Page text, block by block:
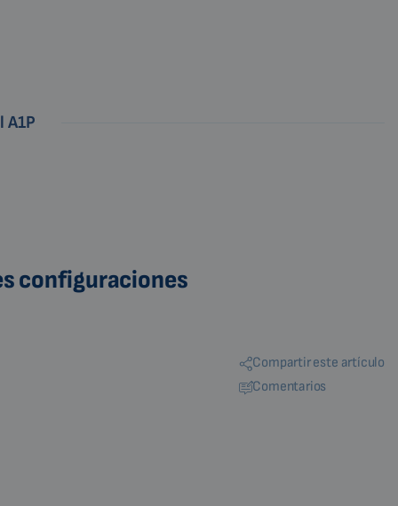
configuraciones
Compartir este artículo
Comentarios